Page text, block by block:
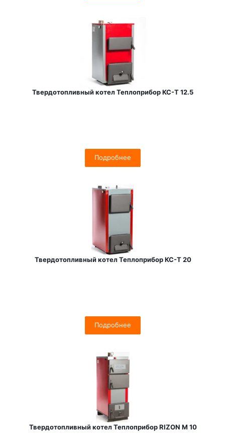
Твердотопливный котел Теплоприбор КС-Т 12.5
Подробнее
Твердотопливный котел Теплоприбор КС-Т 20
Подробнее
Твердотопливный котел Теплоприбор RIZON М 10